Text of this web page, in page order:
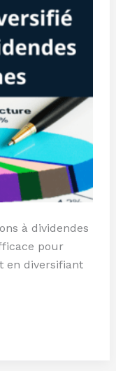
à dividendes
pour
en diversifiant